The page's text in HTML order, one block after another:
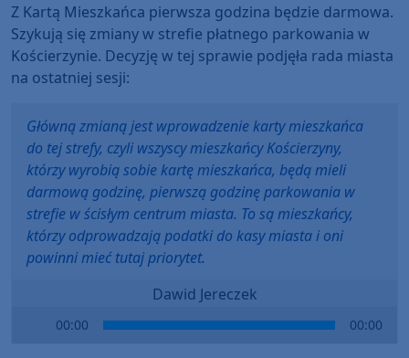
Z Kartą Mieszkańca pierwsza godzina będzie darmowa.
Szykują się zmiany w strefie płatnego parkowania w
Kościerzynie. Decyzję w tej sprawie podjęła rada miasta
na ostatniej sesji:
Główną zmianą jest wprowadzenie karty mieszkańca
do tej strefy, czyli wszyscy mieszkańcy Kościerzyny,
którzy wyrobią sobie kartę mieszkańca, będą mieli
darmową godzinę, pierwszą godzinę parkowania w
strefie w ścisłym centrum miasta. To są mieszkańcy,
którzy odprowadzają podatki do kasy miasta i oni
powinni mieć tutaj priorytet.
Dawid Jereczek
00:00 00:00